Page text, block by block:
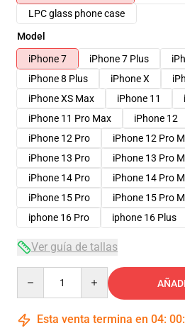
LPC glass phone case
Model
iPhone 7
iPhone 7 Plus
iPhone 8 Plus
iPhone X
iPhone XS Max
iPhone 11
iPhone 11 Pro Max
iPhone 12
iPhone 12 Pro
iPhone 12 Pro
iPhone 13 Pro
iPhone 13 Pro
iPhone 14 Pro
iPhone 14 Pro
iPhone 15 Pro
iPhone 15 Pro
iphone 16 Pro
iphone 16 Plus
Ver guía de tallas
Esta venta termina en 04: 00: